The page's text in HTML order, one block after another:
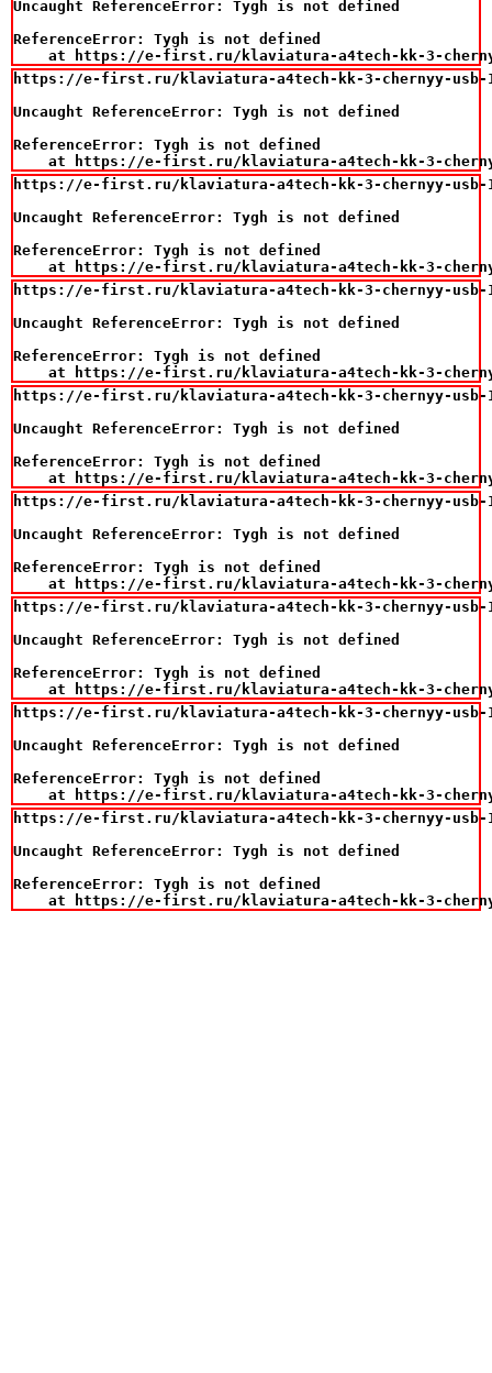
Uncaught ReferenceError: Tygh is not defined
ReferenceError: Tygh is not defined
at https://e-first.ru/klaviatura-a4tech-kk-3-
https://e-first.ru/klaviatura-a4tech-kk-3-chernyy-usb-
Uncaught ReferenceError: Tygh is not defined
ReferenceError: Tygh is not defined
at https://e-first.ru/klaviatura-a4tech-kk-3-
https://e-first.ru/klaviatura-a4tech-kk-3-chernyy-usb-
Uncaught ReferenceError: Tygh is not defined
ReferenceError: Tygh is not defined
at https://e-first.ru/klaviatura-a4tech-kk-3-
https://e-first.ru/klaviatura-a4tech-kk-3-chernyy-usb-
Uncaught ReferenceError: Tygh is not defined
ReferenceError: Tygh is not defined
at https://e-first.ru/klaviatura-a4tech-kk-3-
https://e-first.ru/klaviatura-a4tech-kk-3-chernyy-usb-
Uncaught ReferenceError: Tygh is not defined
ReferenceError: Tygh is not defined
at https://e-first.ru/klaviatura-a4tech-kk-3-
https://e-first.ru/klaviatura-a4tech-kk-3-chernyy-usb-
Uncaught ReferenceError: Tygh is not defined
ReferenceError: Tygh is not defined
at https://e-first.ru/klaviatura-a4tech-kk-3-
https://e-first.ru/klaviatura-a4tech-kk-3-chernyy-usb-
Uncaught ReferenceError: Tygh is not defined
ReferenceError: Tygh is not defined
at https://e-first.ru/klaviatura-a4tech-kk-3-
https://e-first.ru/klaviatura-a4tech-kk-3-chernyy-usb-
Uncaught ReferenceError: Tygh is not defined
ReferenceError: Tygh is not defined
at https://e-first.ru/klaviatura-a4tech-kk-3-
https://e-first.ru/klaviatura-a4tech-kk-3-chernyy-usb-
Uncaught ReferenceError: Tygh is not defined
ReferenceError: Tygh is not defined
at https://e-first.ru/klaviatura-a4tech-kk-3-